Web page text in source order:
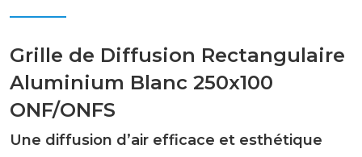
Grille de Diffusion Rectangulaire
Aluminium Blanc 250x100
ONF/ONFS
Une diffusion d’air efficace et esthétique